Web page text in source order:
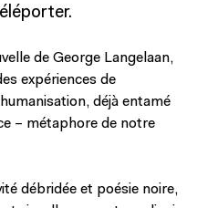
de George Langelaan,
expériences de
déjà entamé
– métaphore de notre
débridée et poésie noire,